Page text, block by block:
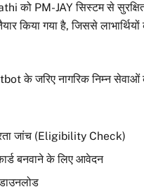
को PM-JAY सिस्टम से
किया गया है, जिससे लाभार्थियों
के जरिए नागरिक निम्न सेवाओं
जांच (Eligibility Check)
बनवाने के लिए आवेदन